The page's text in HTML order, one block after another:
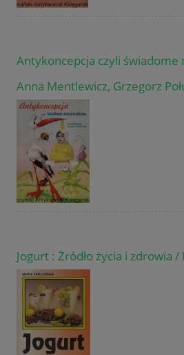
Antykoncepcja czyli
Anna Mentlewicz, Grzegorz
Jogurt : Żródło życia i zdrowia /